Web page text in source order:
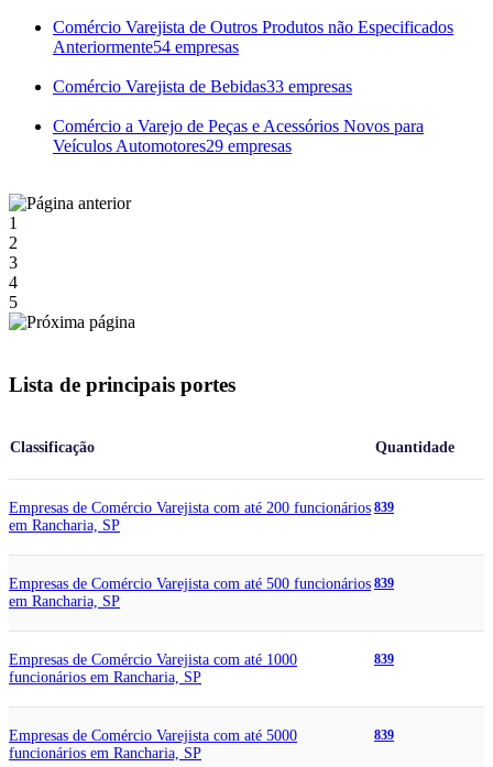
Comércio Varejista de Outros Produtos não Especificados
Anteriormente54 empresas
Comércio Varejista de Bebidas33 empresas
Comércio a Varejo de Peças e Acessórios Novos para
Veículos Automotores29 empresas
1
2
3
4
5
Lista de principais portes
Classificação Quantidade
Empresas de Comércio Varejista com até 200 funcionários
em Rancharia, SP
839
Empresas de Comércio Varejista com até 500 funcionários
em Rancharia, SP
839
Empresas de Comércio Varejista com até 1000
funcionários em Rancharia, SP
839
Empresas de Comércio Varejista com até 5000
funcionários em Rancharia, SP
839